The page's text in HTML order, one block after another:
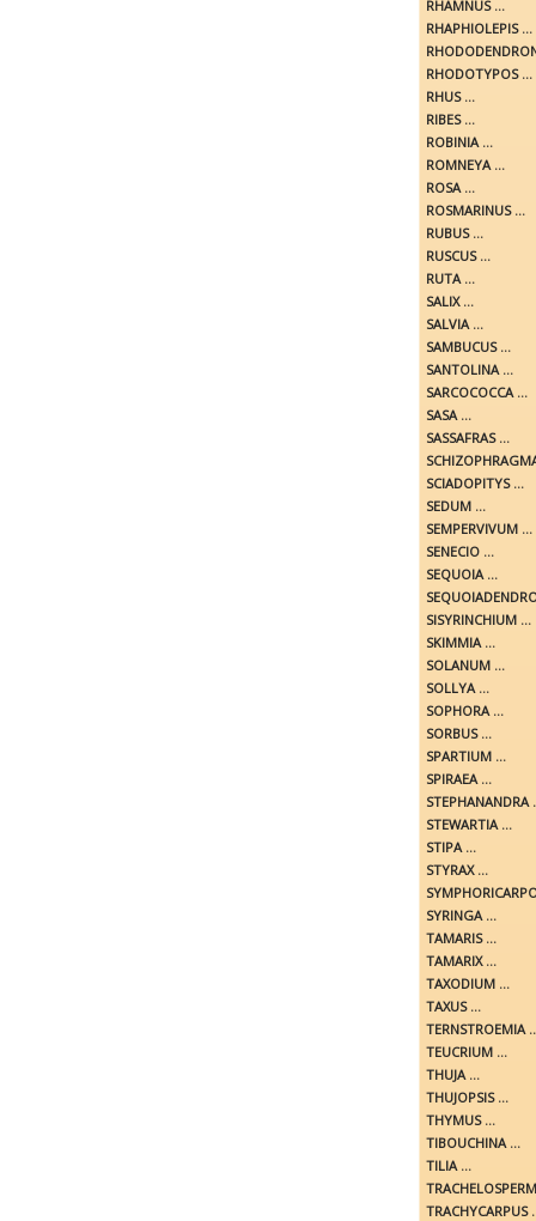
RHAMNUS ...
RHAPHIOLEPIS ...
RHODOTYPOS ...
RHUS ...
RIBES ...
ROBINIA ...
ROMNEYA ...
ROSA ...
ROSMARINUS ...
RUBUS ...
RUSCUS ...
RUTA ...
SALIX ...
SALVIA ...
SAMBUCUS ...
SANTOLINA ...
SARCOCOCCA ...
SASA ...
SASSAFRAS ...
SCIADOPITYS ...
SEDUM ...
SEMPERVIVUM ...
SENECIO ...
SEQUOIA ...
SISYRINCHIUM ...
SKIMMIA ...
SOLANUM ...
SOLLYA ...
SOPHORA ...
SORBUS ...
SPARTIUM ...
SPIRAEA ...
STEPHANANDRA
STEWARTIA ...
STIPA ...
STYRAX ...
SYRINGA ...
TAMARIS ...
TAMARIX ...
TAXODIUM ...
TAXUS ...
TERNSTROEMIA
TEUCRIUM ...
THUJA ...
THUJOPSIS ...
THYMUS ...
TIBOUCHINA ...
TILIA ...
TRACHYCARPUS